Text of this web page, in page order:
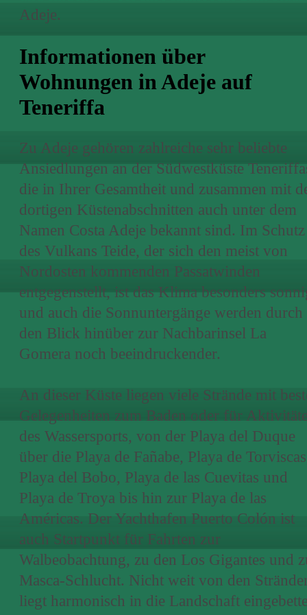
Adeje.
Informationen über
Wohnungen in Adeje auf
Teneriffa
Zu Adeje gehören zahlreiche sehr beliebte
Ansiedlungen an der Südwestküste
die in Ihrer Gesamtheit und zusammen mit
dortigen Küstenabschnitten auch unter dem
Namen Costa Adeje bekannt sind. Im Schutz
des Vulkans Teide, der sich den meist von
Nordosten kommenden Passatwinden
entgegenstellt, ist das Klima besonders
und auch die Sonnuntergänge werden durch
den Blick hinüber zur Nachbarinsel La
Gomera noch beeindruckender.
An dieser Küste liegen viele Strände mit
Gelegenheiten zum Baden oder für
des Wassersports, von der Playa del Duque
über die Playa de Fañabe, Playa de
Playa del Bobo, Playa de las Cuevitas und
Playa de Troya bis hin zur Playa de las
Américas. Der Yachthafen Puerto Colón ist
auch Startpunkt für Fahrten zur
Walbeobachtung, zu den Los Gigantes und
Masca-Schlucht. Nicht weit von den
liegt harmonisch in die Landschaft